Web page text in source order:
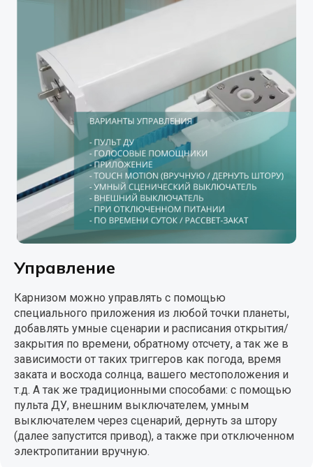
Управление
Карнизом можно управлять с помощью
специального приложения из любой точки планеты,
добавлять умные сценарии и расписания открытия/
закрытия по времени, обратному отсчету, а так же в
зависимости от таких триггеров как погода, время
заката и восхода солнца, вашего местоположения и
т.д. А так же традиционными способами: с помощью
пульта ДУ, внешним выключателем, умным
выключателем через сценарий, дернуть за штору
(далее запустится привод), а также при отключенном
электропитании вручную.